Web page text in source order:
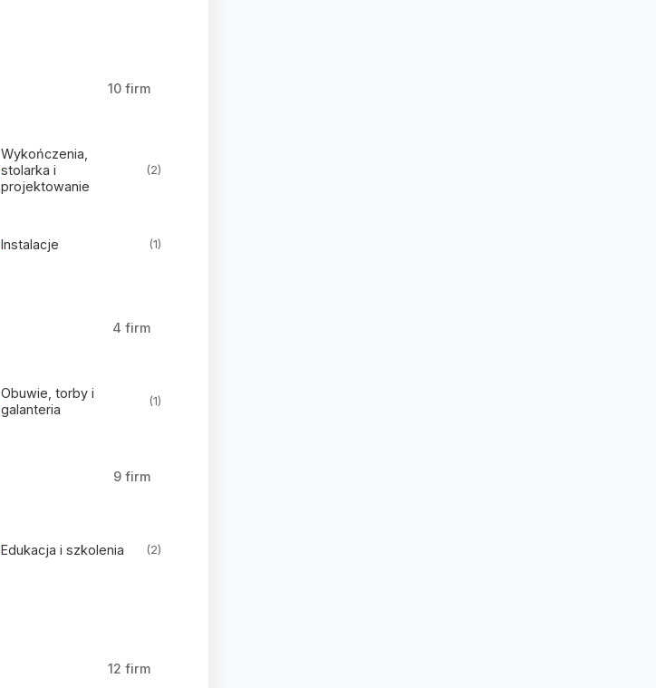
10 firm
Wykończenia,
stolarka i
projektowanie
(2)
Instalacje (1)
4 firm
Obuwie, torby i
galanteria
(1)
9 firm
Edukacja i szkolenia (2)
12 firm